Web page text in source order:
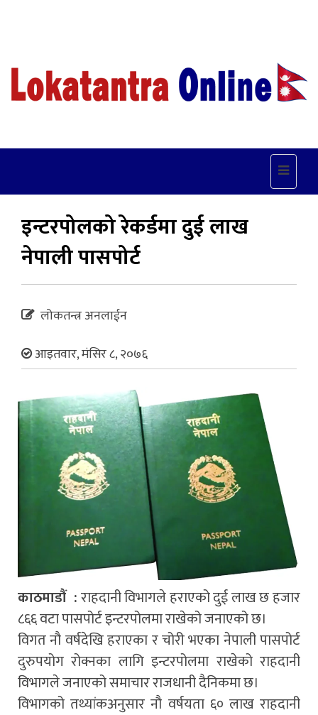
Toggle
इन्टरपोलको रेकर्डमा दुई लाख
नेपाली पासपोर्ट
लोकतन्त्र अनलाईन
आइतवार, मंसिर ८, २०७६
काठमाडौं :राहदानी विभागले हराएको दुई लाख छ हजार
८६६ वटा पासपोर्ट इन्टरपोलमा राखेको जनाएको छ।
विगत नौ वर्षदेखि हराएका र चोरी भएका नेपाली पासपोर्ट
दुरुपयोग रोक्नका लागि इन्टरपोलमा राखेको राहदानी
विभागले जनाएको समाचार राजधानी दैनिकमा छ।
विभागको तथ्यांकअनुसार नौ वर्षयता ६० लाख राहदानी